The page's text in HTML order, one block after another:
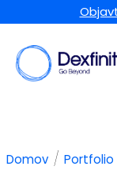
Domov / Portfolio